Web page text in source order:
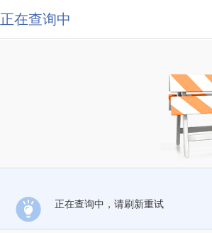
正在查询中
正在查询中，请刷新重试